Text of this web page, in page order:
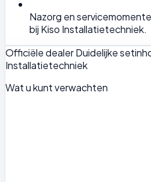
Nazorg en
bij Kiso Installatietechniek.
Officiële dealerDuidelijke
Installatietechniek
Wat u kunt verwachten